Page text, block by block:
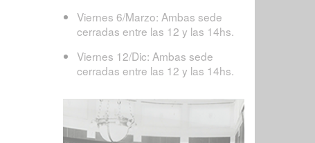
Viernes 6/Marzo: Ambas sede
cerradas entre las 12 y las 14hs.
Viernes 12/Dic: Ambas sede
cerradas entre las 12 y las 14hs.